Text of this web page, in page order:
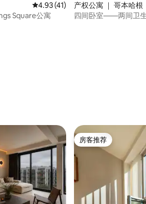
条评价
平均评分 4.93 分（满分 5 分），共
4.93 (41)
Square公寓
产权公寓 ｜ 哥本哈根
四间卧室——两间卫
房客推荐
房客推荐